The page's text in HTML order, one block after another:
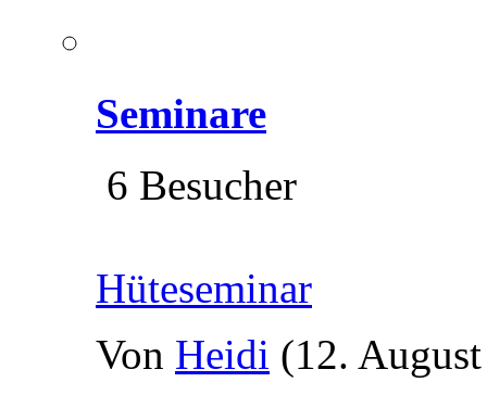
Seminare
6 Besucher
Hüteseminar
Von Heidi (12.